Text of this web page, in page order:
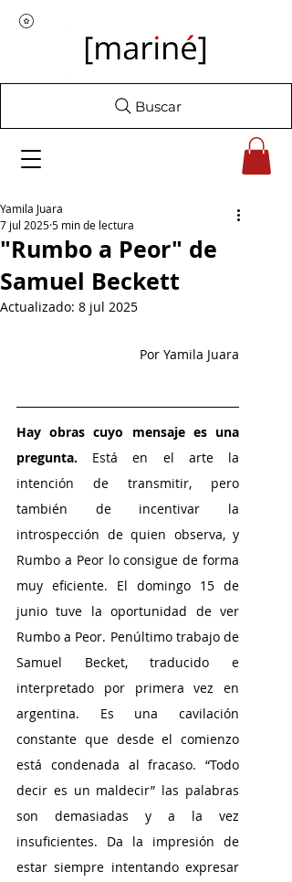
Buscar
"Rumbo a Peor" de
Samuel Beckett
Yamila Juara
7 jul 20255 min de lectura
Actualizado: 8 jul 2025
Por Yamila Juara
Hay obras cuyo mensaje es una
pregunta. Está en el arte la
intención de transmitir, pero
también de incentivar la
introspección de quien observa, y
Rumbo a Peor lo consigue de forma
muy eficiente. El domingo 15 de
junio tuve la oportunidad de ver
Rumbo a Peor. Penúltimo trabajo de
Samuel Becket, traducido e
interpretado por primera vez en
argentina. Es una cavilación
constante que desde el comienzo
está condenada al fracaso. “Todo
decir es un maldecir” las palabras
son demasiadas y a la vez
insuficientes. Da la impresión de
estar siempre intentando expresar